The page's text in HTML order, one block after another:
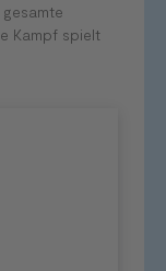
Kampf spielt